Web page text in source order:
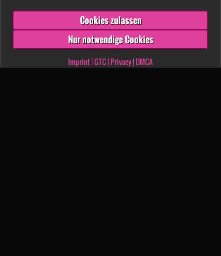
Cookies zulassen
Nur notwendige Cookies
Imprint|GTC|Privacy|DMCA